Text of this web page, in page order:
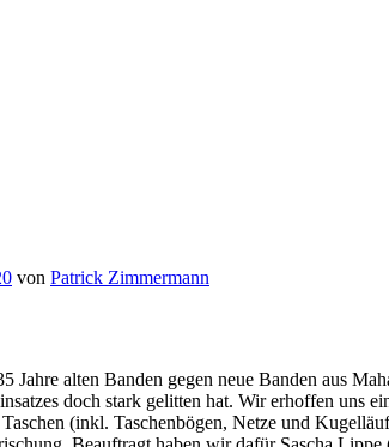
von Patrick Zimmermann
Jahre alten Banden gegen neue Banden aus
doch stark gelitten hat. Wir erhoffen
(inkl. Taschenbögen, Netze und